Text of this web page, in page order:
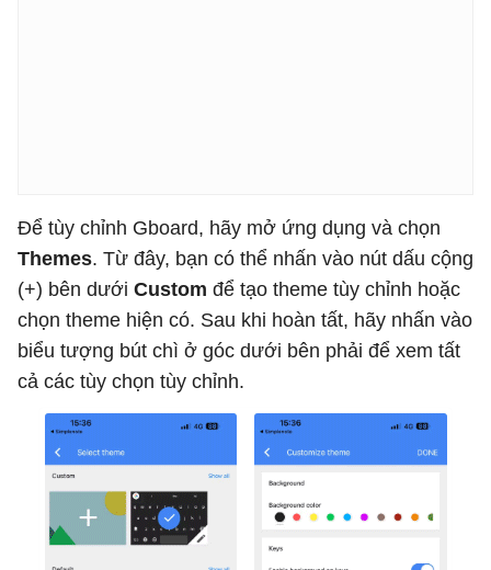
Để tùy chỉnh Gboard, hãy mở ứng dụng và chọn
Themes. Từ đây, bạn có thể nhấn vào nút dấu cộng
(+) bên dưới Custom để tạo theme tùy chỉnh hoặc
chọn theme hiện có. Sau khi hoàn tất, hãy nhấn vào
biểu tượng bút chì ở góc dưới bên phải để xem tất
cả các tùy chọn tùy chỉnh.